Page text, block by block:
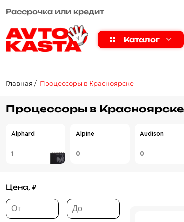
Рассрочка или кредит
Каталог
Главная Процессоры в Красноярске
Процессоры в Красноярске
Alphard
1
Alpine
0
Audison
0
Цена, ₽